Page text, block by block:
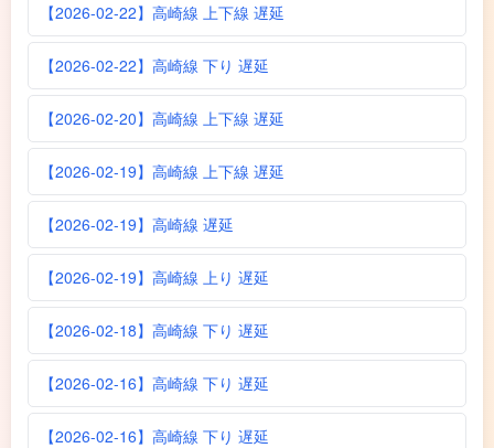
【2026-02-22】高崎線 上下線 遅延
【2026-02-22】高崎線 下り 遅延
【2026-02-20】高崎線 上下線 遅延
【2026-02-19】高崎線 上下線 遅延
【2026-02-19】高崎線 遅延
【2026-02-19】高崎線 上り 遅延
【2026-02-18】高崎線 下り 遅延
【2026-02-16】高崎線 下り 遅延
【2026-02-16】高崎線 下り 遅延